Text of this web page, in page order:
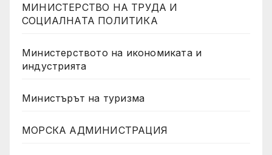
МИНИСТЕРСТВО НА ТРУДА И
СОЦИАЛНАТА ПОЛИТИКА
Министерството на икономиката и
индустрията
Министърът на туризма
МОРСКА АДМИНИСТРАЦИЯ